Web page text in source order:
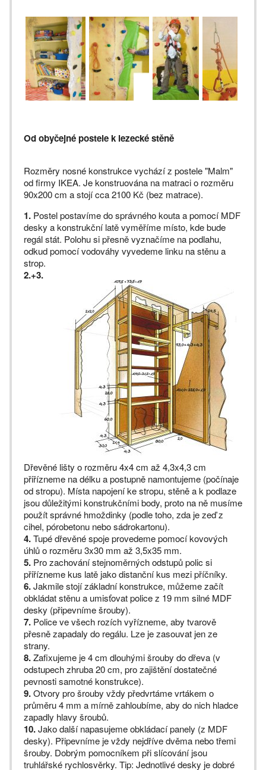
Od obyčejné postele k lezecké stěně
Rozměry nosné konstrukce vychází z postele "Malm"
od firmy IKEA. Je konstruována na matraci o rozměru
90x200 cm a stojí cca 2100 Kč (bez matrace).
1. Postel postavíme do správného kouta a pomocí MDF
desky a konstrukční latě vyměříme místo, kde bude
regál stát. Polohu si přesně vyznačíme na podlahu,
odkud pomocí vodováhy vyvedeme linku na stěnu a
strop.
2.+3.
Dřevěné lišty o rozměru 4x4 cm až 4,3x4,3 cm
přiřízneme na délku a postupně namontujeme (počínaje
od stropu). Místa napojení ke stropu, stěně a k podlaze
jsou důležitými konstrukčními body, proto na ně musíme
použít správné hmoždinky (podle toho, zda je zeď z
cihel, pórobetonu nebo sádrokartonu).
4.Tupé dřevěné spoje provedeme pomocí kovových
úhlů o rozměru 3x30 mm až 3,5x35 mm.
5. Pro zachování stejnoměrných odstupů polic si
přiřízneme kus latě jako distanční kus mezi příčníky.
6.Jakmile stojí základní konstrukce, můžeme začít
obkládat stěnu a umisťovat police z 19 mm silné MDF
desky (připevníme šrouby).
7. Police ve všech rozích vyřízneme, aby tvarově
přesně zapadaly do regálu. Lze je zasouvat jen ze
strany.
8.Zafixujeme je 4 cm dlouhými šrouby do dřeva (v
odstupech zhruba 20 cm, pro zajištění dostatečné
pevnosti samotné konstrukce).
9.Otvory pro šrouby vždy předvrtáme vrtákem o
průměru 4 mm a mírně zahloubíme, aby do nich hladce
zapadly hlavy šroubů.
10.Jako další napasujeme obkládací panely (z MDF
desky). Připevníme je vždy nejdříve dvěma nebo třemi
šrouby. Dobrým pomocníkem při slícování jsou
truhlářské rychlosvěrky. Tip: Jednotlivé desky je dobré